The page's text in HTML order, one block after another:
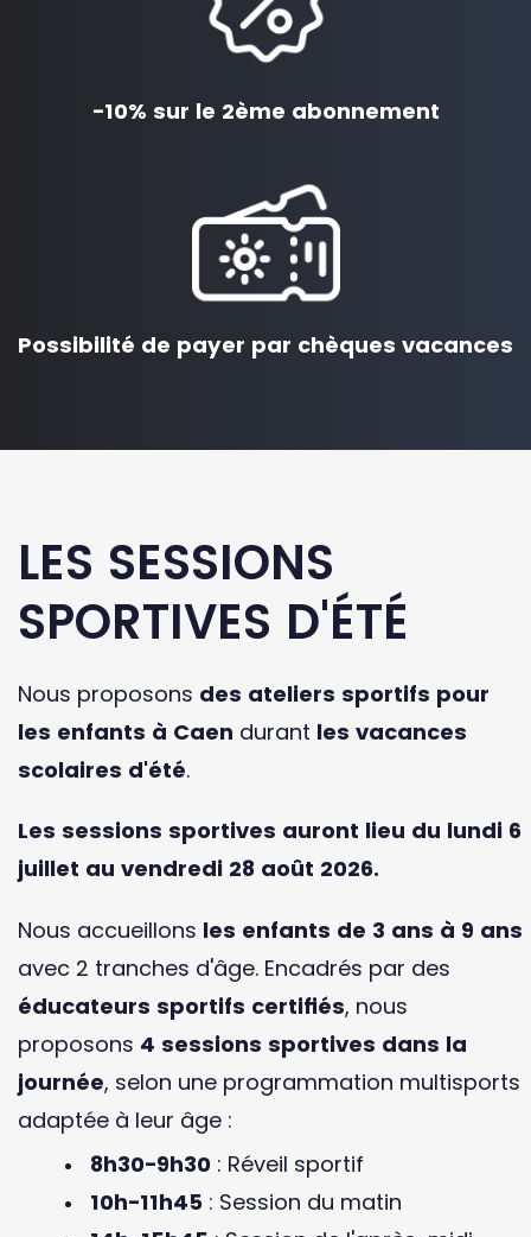
-10% sur le 2ème abonnement
Possibilité de payer par chèques vacances
LES SESSIONS
SPORTIVES D'ÉTÉ
Nous proposons des ateliers sportifs pour
les enfants à Caen durant les vacances
scolaires d'été.
Les sessions sportives auront lieu du lundi 6
juillet au vendredi 28 août 2026.
Nous accueillons les enfants de 3 ans à 9 ans
avec 2 tranches d'âge. Encadrés par des
éducateurs sportifs certifiés, nous
proposons 4 sessions sportives dans la
journée, selon une programmation multisports
adaptée à leur âge :
8h30-9h30 : Réveil sportif
10h-11h45 : Session du matin